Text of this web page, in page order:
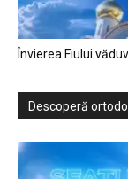
Învierea Fiului
Descoperă